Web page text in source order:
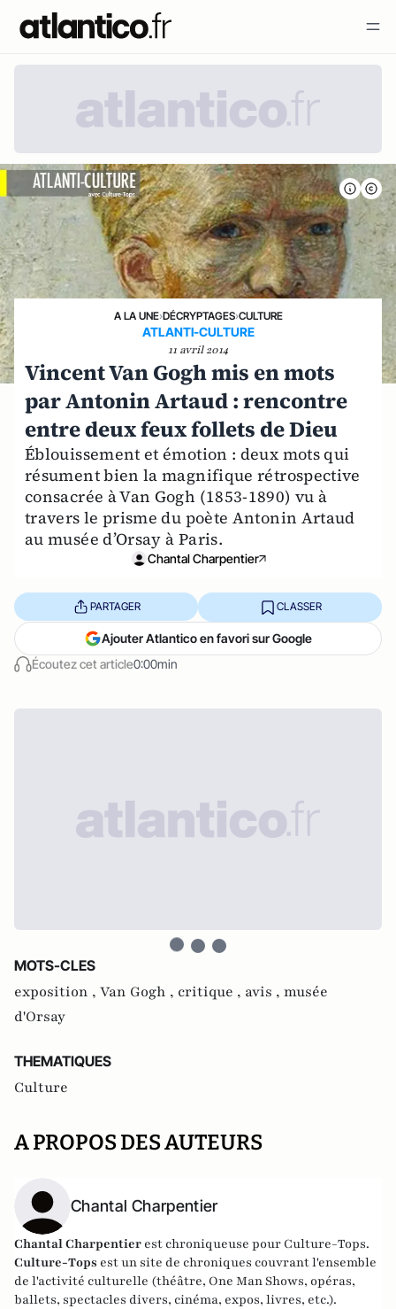
A LA UNE›DÉCRYPTAGES›CULTURE
ATLANTI-CULTURE
11 avril 2014
Vincent Van Gogh mis en mots
par Antonin Artaud : rencontre
entre deux feux follets de Dieu
Éblouissement et émotion : deux mots qui
résument bien la magnifique rétrospective
consacrée à Van Gogh (1853-1890) vu à
travers le prisme du poète Antonin Artaud
au musée d’Orsay à Paris.
Chantal Charpentier
Écoutez cet article0:00min
PARTAGER CLASSER
Ajouter Atlantico en favori sur Google
MOTS-CLES
exposition , Van Gogh , critique , avis , musée
d'Orsay
THEMATIQUES
Culture
A PROPOS DES AUTEURS
Chantal Charpentier
Chantal Charpentier est chroniqueuse pour Culture-Tops.
Culture-Tops est un site de chroniques couvrant l'ensemble
de l'activité culturelle (théâtre, One Man Shows, opéras,
ballets, spectacles divers, cinéma, expos, livres, etc.).